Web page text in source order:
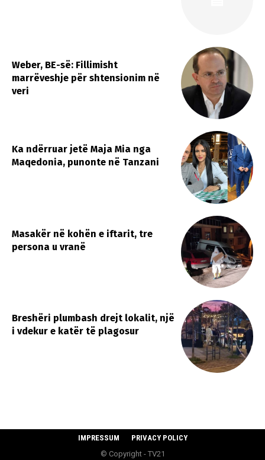
Weber, BE-së: Fillimisht
marrëveshje për shtensionim në
veri
Ka ndërruar jetë Maja Mia nga
Maqedonia, punonte në Tanzani
Masakër në kohën e iftarit, tre
persona u vranë
​Breshëri plumbash drejt lokalit, një
i vdekur e katër të plagosur
IMPRESSUM
PRIVACY POLICY
© Copyright - TV21